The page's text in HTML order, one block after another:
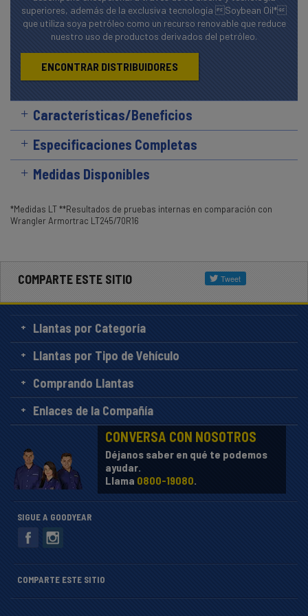
superiores, además de la exclusiva tecnología Soybean Oil*
que utiliza soya petróleo como un recurso renovable que reduce
nuestro uso de productos derivados del petróleo.
ENCONTRAR DISTRIBUIDORES
Características/Beneficios
Especificaciones Completas
Medidas Disponibles
*Medidas LT **Resultados de pruebas internas en comparación con
Wrangler Armortrac LT245/70R16
COMPARTE ESTE SITIO
Llantas por Categoría
Llantas por Tipo de Vehículo
Comprando Llantas
Enlaces de la Compañía
CONVERSA CON NOSOTROS
Déjanos saber en qué te podemos
ayudar.
Llama 0800-19080.
SIGUE A GOODYEAR
COMPARTE ESTE SITIO